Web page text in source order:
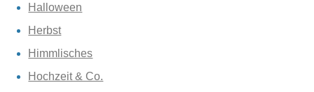
Halloween
Herbst
Himmlisches
Hochzeit & Co.